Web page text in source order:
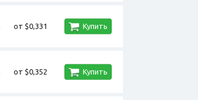
от $0,331 Купить
от $0,352 Купить